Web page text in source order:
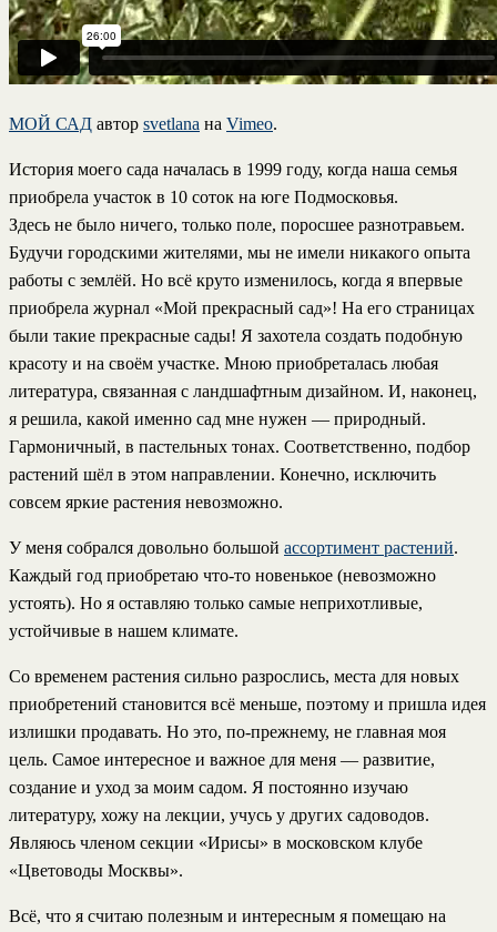
МОЙ САД автор svetlana на Vimeo.
История моего сада началась в 1999 году, когда наша семья
приобрела участок в 10 соток на юге Подмосковья.
Здесь не было ничего, только поле, поросшее разнотравьем.
Будучи городскими жителями, мы не имели никакого опыта
работы с землёй. Но всё круто изменилось, когда я впервые
приобрела журнал «Мой прекрасный сад»! На его страницах
были такие прекрасные сады! Я захотела создать подобную
красоту и на своём участке. Мною приобреталась любая
литература, связанная с ландшафтным дизайном. И, наконец,
я решила, какой именно сад мне нужен — природный.
Гармоничный, в пастельных тонах. Соответственно, подбор
растений шёл в этом направлении. Конечно, исключить
совсем яркие растения невозможно.
У меня собрался довольно большой ассортимент растений.
Каждый год приобретаю что-то новенькое (невозможно
устоять). Но я оставляю только самые неприхотливые,
устойчивые в нашем климате.
Со временем растения сильно разрослись, места для новых
приобретений становится всё меньше, поэтому и пришла идея
излишки продавать. Но это, по-прежнему, не главная моя
цель. Самое интересное и важное для меня — развитие,
создание и уход за моим садом. Я постоянно изучаю
литературу, хожу на лекции, учусь у других садоводов.
Являюсь членом секции «Ирисы» в московском клубе
«Цветоводы Москвы».
Всё, что я считаю полезным и интересным я помещаю на